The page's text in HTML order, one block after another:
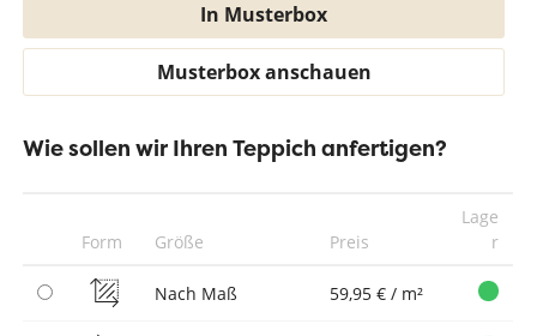
In Musterbox
Musterbox anschauen
Wie sollen wir Ihren Teppich anfertigen?
Form Größe Preis
Lage
r
Nach Maß 59,95 € / m²